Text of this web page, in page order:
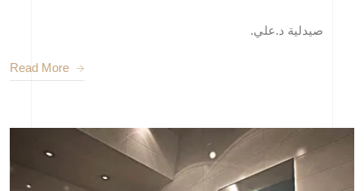
صيدلية د.علي.
Read More